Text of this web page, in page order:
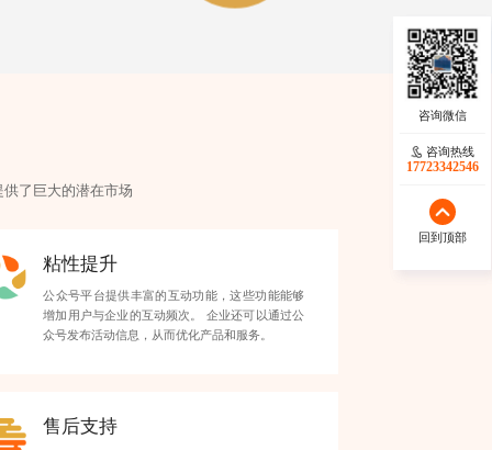
供了巨大的潜在市场
粘性提升
公众号平台提供丰富的互动功能，这些功能能够
增加用户与企业的互动频次。 企业还可以通过公
众号发布活动信息，从而优化产品和服务。
售后支持
咨询热线
17723342546
回到顶部
咨询热线
17723342546
回到顶部